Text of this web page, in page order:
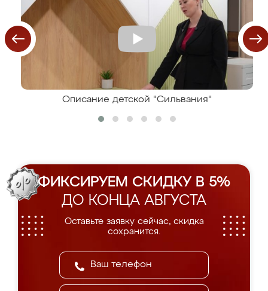
Описание детской "Сильвания"
ФИКСИРУЕМ СКИДКУ В 5%
ДО КОНЦА АВГУСТА
Оставьте заявку сейчас, скидка
сохранится.